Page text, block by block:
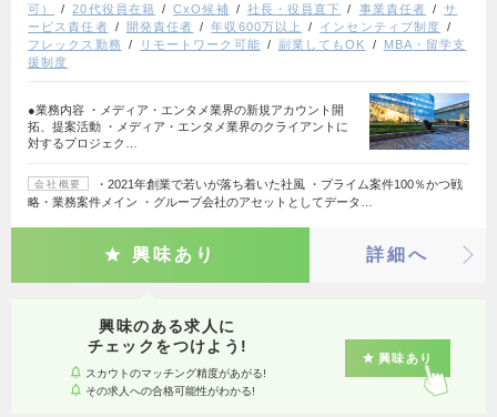
可）
20代役員在籍 CxO候補 社長・役員直下 事業責任者
サ
ービス責任者
開発責任者 年収600万以上
インセンティブ制度
フレックス勤務
リモートワーク可能 副業してもOK
MBA・留学支
援制度
●業務内容 ・メディア・エンタメ業界の新規アカウント開
拓、提案活動 ・メディア・エンタメ業界のクライアントに
対するプロジェク…
会社概要
・2021年創業で若いが落ち着いた社風 ・プライム案件100％かつ戦
略・業務案件メイン ・グループ会社のアセットとしてデータ…
興味あり 詳細へ
興味のある求人に
チェックをつけよう!
スカウトのマッチング精度があがる!
その求人への合格可能性がわかる!
興味あり